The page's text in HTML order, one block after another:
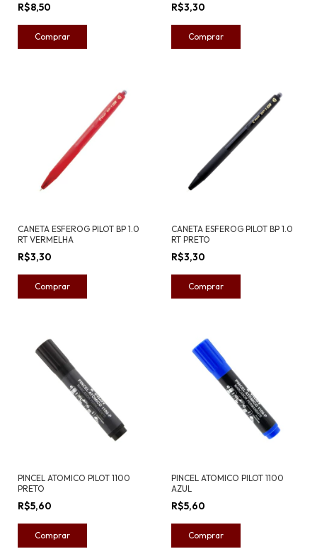
R$8,50 R$3,30
CANETA ESFEROG PILOT BP 1.0
RT VERMELHA
R$3,30
CANETA ESFEROG PILOT BP 1.0
RT PRETO
R$3,30
PINCEL ATOMICO PILOT 1100
PRETO
R$5,60
PINCEL ATOMICO PILOT 1100
AZUL
R$5,60